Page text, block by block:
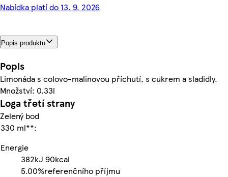
Nabídka platí do 13. 9. 2026
Popis produktu
Popis
Limonáda s colovo-malinovou příchutí, s cukrem a sladidly.
Množství: 0.33l
Loga třetí strany
Zelený bod
330 ml**:
Energie
382kJ 90kcal
5.00%referenčního příjmu